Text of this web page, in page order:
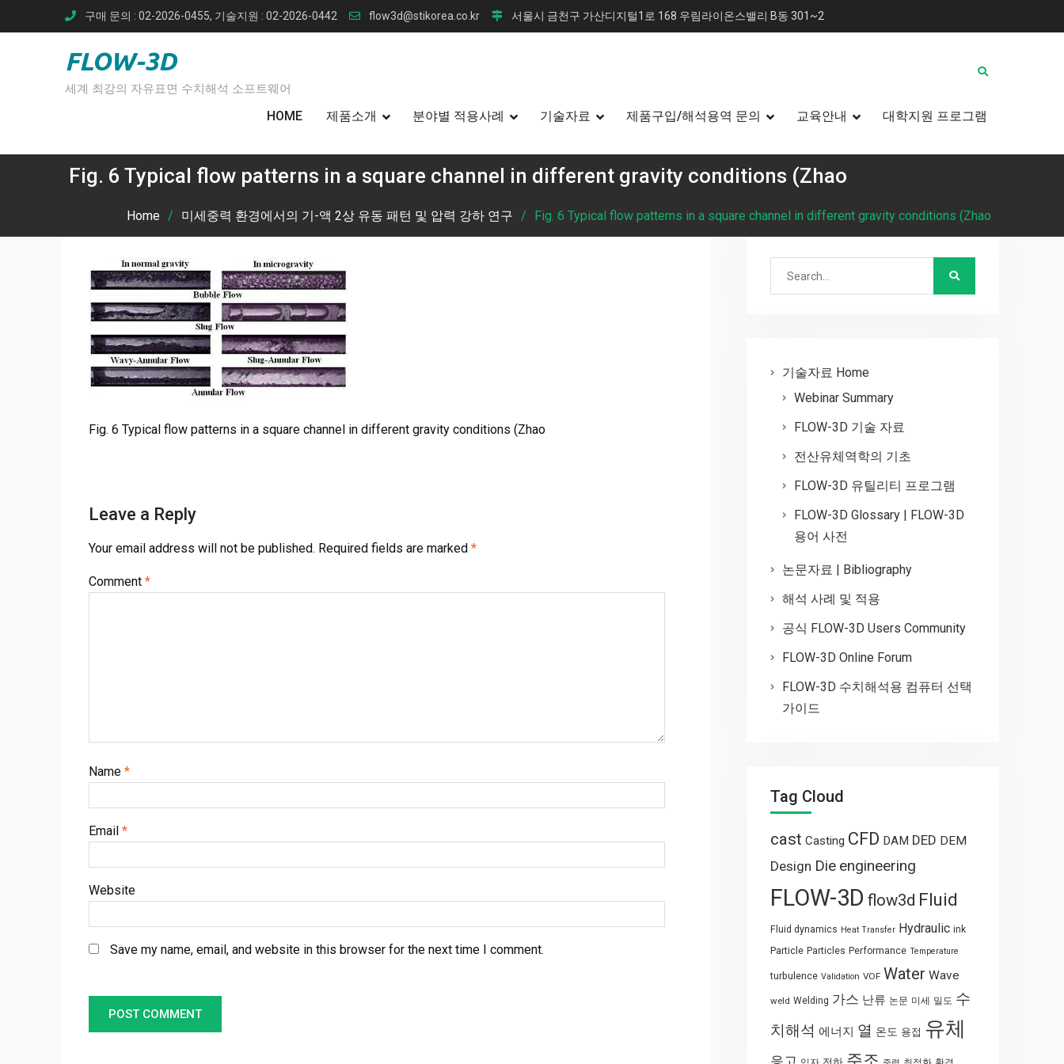
to
구매 문의 : 02-2026-0455, 기술지원 : 02-2026-0442 flow3d@stikorea.co.kr 서울시 금천구 가산디지털1로 168 우림라이온스밸리 B동 301~2
FLOW-3D
세계 최강의 자유표면 수치해석 소프트웨어
HOME 제품소개 분야별 적용사례 기술자료 제품구입/해석용역 문의 교육안내 대학지원 프로그램
Fig. 6 Typical flow patterns in a square channel in different gravity conditions (Zhao
Home 미세중력 환경에서의 기-액 2상 유동 패턴 및 압력 강하 연구 Fig. 6 Typical flow patterns in a square channel in different gravity conditions (Zhao
Fig. 6 Typical flow patterns in a square channel in different gravity conditions (Zhao
Leave a Reply
Your email address will not be published. Required fields are marked *
Comment *
Name *
Email *
Website
Save my name, email, and website in this browser for the next time I comment.
기술자료 Home
Webinar Summary
FLOW-3D 기술 자료
전산유체역학의 기초
FLOW-3D 유틸리티 프로그램
FLOW-3D Glossary | FLOW-3D
용어 사전
논문자료 | Bibliography
해석 사례 및 적용
공식 FLOW-3D Users Community
FLOW-3D Online Forum
FLOW-3D 수치해석용 컴퓨터 선택
가이드
Tag Cloud
cast Casting CFD DAM DED DEM
Design Die engineering
FLOW-3D flow3d Fluid
Fluid dynamics Heat Transfer Hydraulic ink
Particle Particles Performance Temperature
turbulence Validation VOF Water Wave
weld Welding 가스 난류 논문 미세 밀도 수
치해석 에너지 열 온도 용접 유체
응고 주조